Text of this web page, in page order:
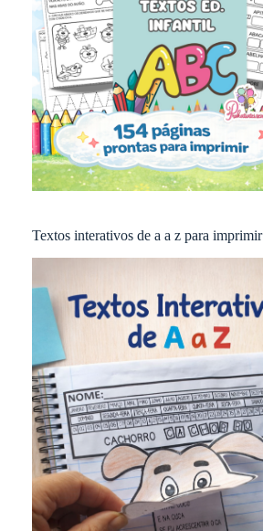
Textos interativos de a a z para imprimir